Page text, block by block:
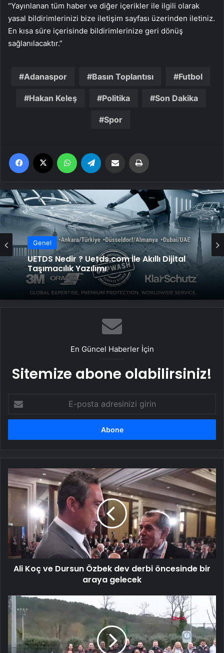
“Yayınlanan tüm haber ve diğer içerikler ile ilgili olarak
yasal bildirimlerinizi bize iletişim sayfası üzerinden iletiniz.
En kısa süre içerisinde bildirimlerinize geri dönüş
sağlanılacaktır.”
Adanaspor Basın Toplantısı Futbol
Hakan Keleş Politika Son Dakika
Spor
Facebook WhatsApp Email'den paylaş
Genel
UETDS Nedir ? Uetds.com İle Akıllı Dijital
Taşımacılık Yazılımı
En Güncel Haberler İçin
Sitemize abone olabilirsiniz!
posta
adresinizi
Ali
Koç
Dursun
Özbek
dev
derbi
öncesinde
bir
araya
Ali Koç ve Dursun Özbek dev derbi öncesinde bir
araya gelecek
A
Milli
Kadın
Futbol
Takımı,